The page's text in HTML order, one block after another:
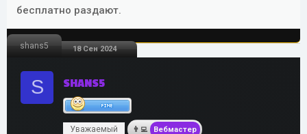
бесплатно раздают.
shans5 18 Сен 2024
S SHANS5
Уважаемый Вебмастер